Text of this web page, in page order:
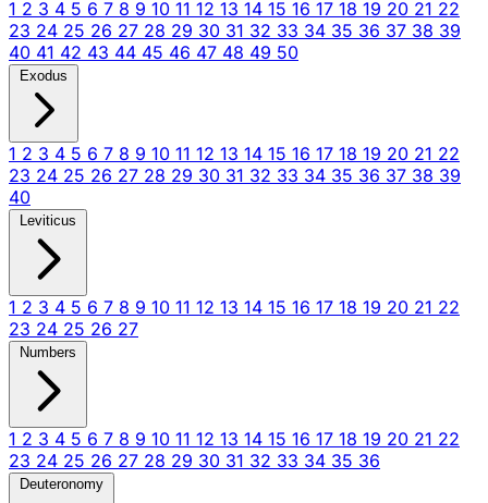
1 2 3 4 5 6 7 8 9 10 11 12 13 14 15 16 17 18 19 20 21 22
23 24 25 26 27 28 29 30 31 32 33 34 35 36 37 38 39
40 41 42 43 44 45 46 47 48 49 50
Exodus
1 2 3 4 5 6 7 8 9 10 11 12 13 14 15 16 17 18 19 20 21 22
23 24 25 26 27 28 29 30 31 32 33 34 35 36 37 38 39
40
Leviticus
1 2 3 4 5 6 7 8 9 10 11 12 13 14 15 16 17 18 19 20 21 22
23 24 25 26 27
Numbers
1 2 3 4 5 6 7 8 9 10 11 12 13 14 15 16 17 18 19 20 21 22
23 24 25 26 27 28 29 30 31 32 33 34 35 36
Deuteronomy